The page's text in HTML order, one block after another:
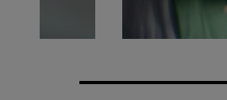
1